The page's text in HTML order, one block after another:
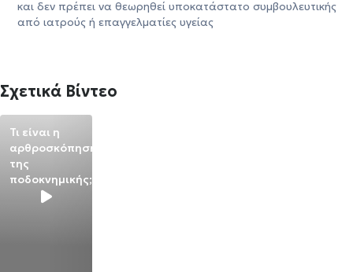
και δεν πρέπει να θεωρηθεί υποκατάστατο συμβουλευτικής
από ιατρούς ή επαγγελματίες υγείας
Σχετικά Βίντεο
Τι είναι η
αρθροσκόπηση
της
ποδοκνημικής;